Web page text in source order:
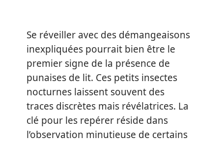
Se réveiller avec des démangeaisons
inexpliquées pourrait bien être le
premier signe de la présence de
punaises de lit. Ces petits insectes
nocturnes laissent souvent des
traces discrètes mais révélatrices. La
clé pour les repérer réside dans
l’observation minutieuse de certains